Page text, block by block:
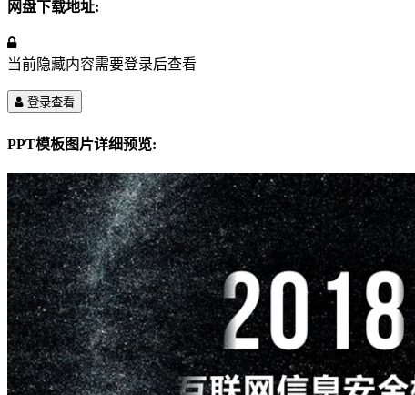
网盘下载地址:
当前隐藏内容需要登录后查看
登录查看
PPT模板图片详细预览: